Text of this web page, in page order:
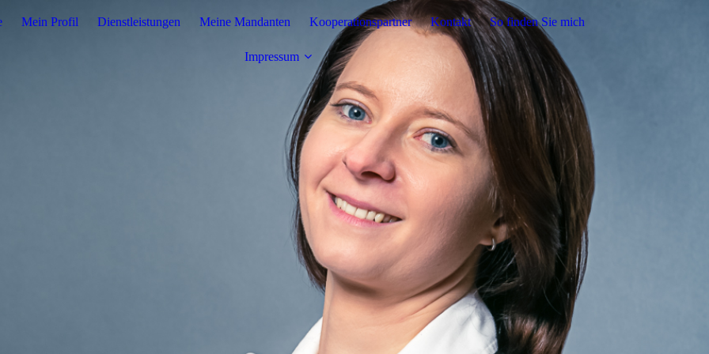
Mein Profil Dienstleistungen Meine Mandanten Kooperationspartner Kontakt So finden Sie mich
Impressum